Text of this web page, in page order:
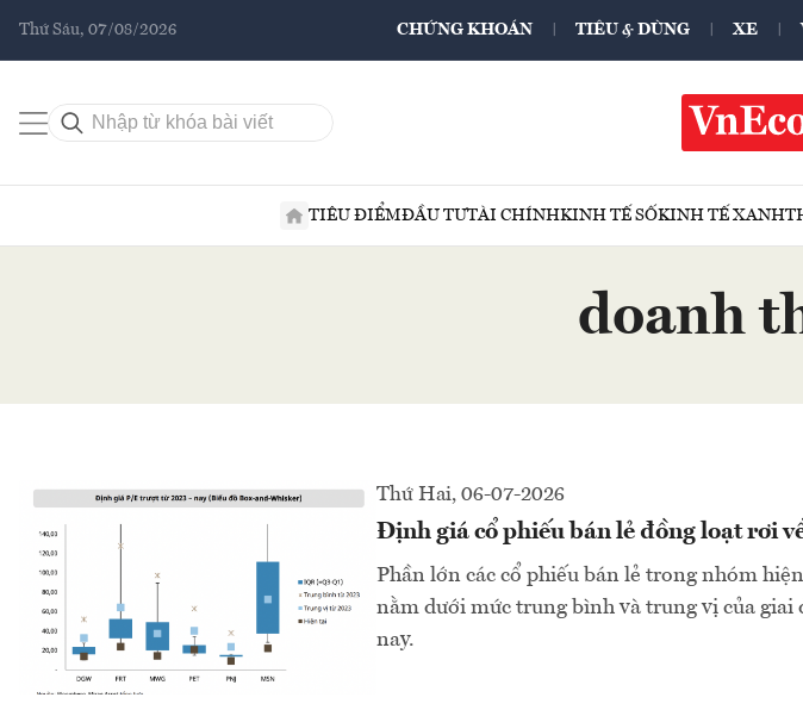
Thứ Sáu, 07/08/2026 CHỨNG KHOÁN TIÊU & DÙNG XE
TIÊU ĐIỂMĐẦU TƯTÀI CHÍNHKINH TẾ SỐKINH TẾ XANH
doanh
Thứ Hai, 06-07-2026
Định giá cổ phiếu bán lẻ đồng loạt rơi
Phần lớn các cổ phiếu bán lẻ trong nhóm
nằm dưới mức trung bình và trung vị của
nay.